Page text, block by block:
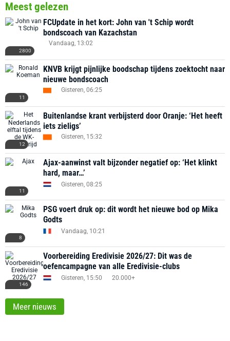
Meest gelezen
2800
FCUpdate in het kort: John van 't Schip wordt
bondscoach van Kazachstan
Vandaag, 13:02
11
KNVB krijgt pijnlijke boodschap tijdens zoektocht naar
nieuwe bondscoach
Gisteren, 06:25
12
Buitenlandse krant verbijsterd door Oranje: ‘Het heeft
iets zieligs’
Gisteren, 15:32
11
Ajax-aanwinst valt bijzonder negatief op: ‘Het klinkt
hard, maar…’
Gisteren, 08:25
8
PSG voert druk op: dit wordt het nieuwe bod op Mika
Godts
Vandaag, 10:21
146
Voorbereiding Eredivisie 2026/27: Dit was de
oefencampagne van alle Eredivisie-clubs
Gisteren, 15:50 20.000+
Meer nieuws